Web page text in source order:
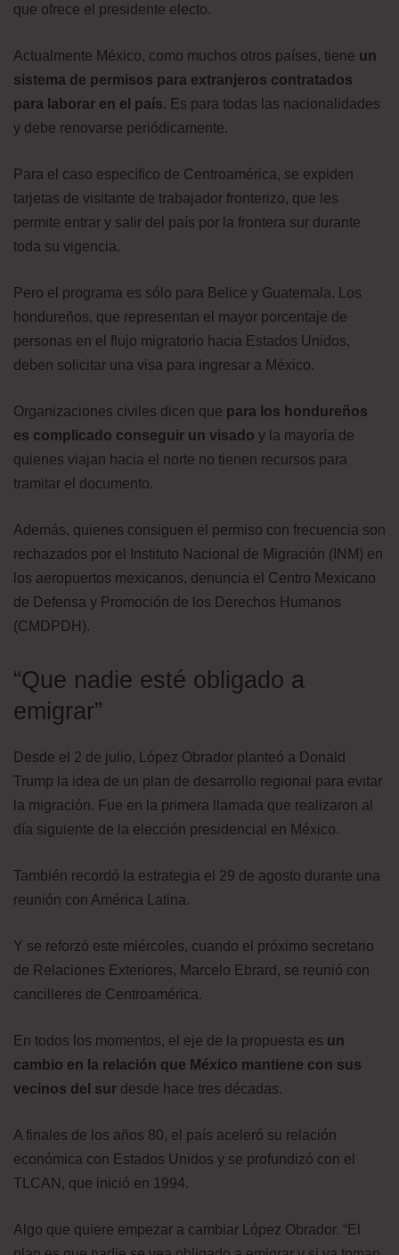
que ofrece el presidente electo.
Actualmente México, como muchos otros países, tiene un
sistema de permisos para extranjeros contratados
para laborar en el país. Es para todas las nacionalidades
y debe renovarse periódicamente.
Para el caso específico de Centroamérica, se expiden
tarjetas de visitante de trabajador fronterizo, que les
permite entrar y salir del país por la frontera sur durante
toda su vigencia.
Pero el programa es sólo para Belice y Guatemala. Los
hondureños, que representan el mayor porcentaje de
personas en el flujo migratorio hacia Estados Unidos,
deben solicitar una visa para ingresar a México.
Organizaciones civiles dicen que para los hondureños
es complicado conseguir un visado y la mayoría de
quienes viajan hacia el norte no tienen recursos para
tramitar el documento.
Además, quienes consiguen el permiso con frecuencia son
rechazados por el Instituto Nacional de Migración (INM) en
los aeropuertos mexicanos, denuncia el Centro Mexicano
de Defensa y Promoción de los Derechos Humanos
(CMDPDH).
“Que nadie esté obligado a
emigrar”
Desde el 2 de julio, López Obrador planteó a Donald
Trump la idea de un plan de desarrollo regional para evitar
la migración. Fue en la primera llamada que realizaron al
día siguiente de la elección presidencial en México.
También recordó la estrategia el 29 de agosto durante una
reunión con América Latina.
Y se reforzó este miércoles, cuando el próximo secretario
de Relaciones Exteriores, Marcelo Ebrard, se reunió con
cancilleres de Centroamérica.
En todos los momentos, el eje de la propuesta es un
cambio en la relación que México mantiene con sus
vecinos del sur desde hace tres décadas.
A finales de los años 80, el país aceleró su relación
económica con Estados Unidos y se profundizó con el
TLCAN, que inició en 1994.
Algo que quiere empezar a cambiar López Obrador. “El